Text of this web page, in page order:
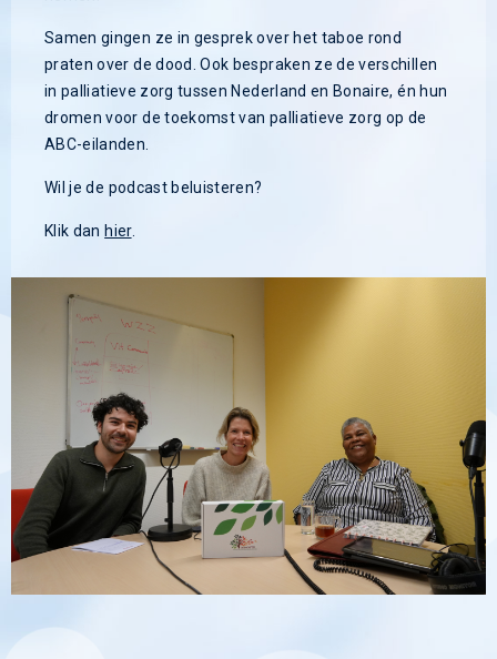
Samen gingen ze in gesprek over het taboe rond
praten over de dood. Ook bespraken ze de verschillen
in palliatieve zorg tussen Nederland en Bonaire, én hun
dromen voor de toekomst van palliatieve zorg op de
ABC-eilanden.
Wil je de podcast beluisteren?
Klik dan hier.